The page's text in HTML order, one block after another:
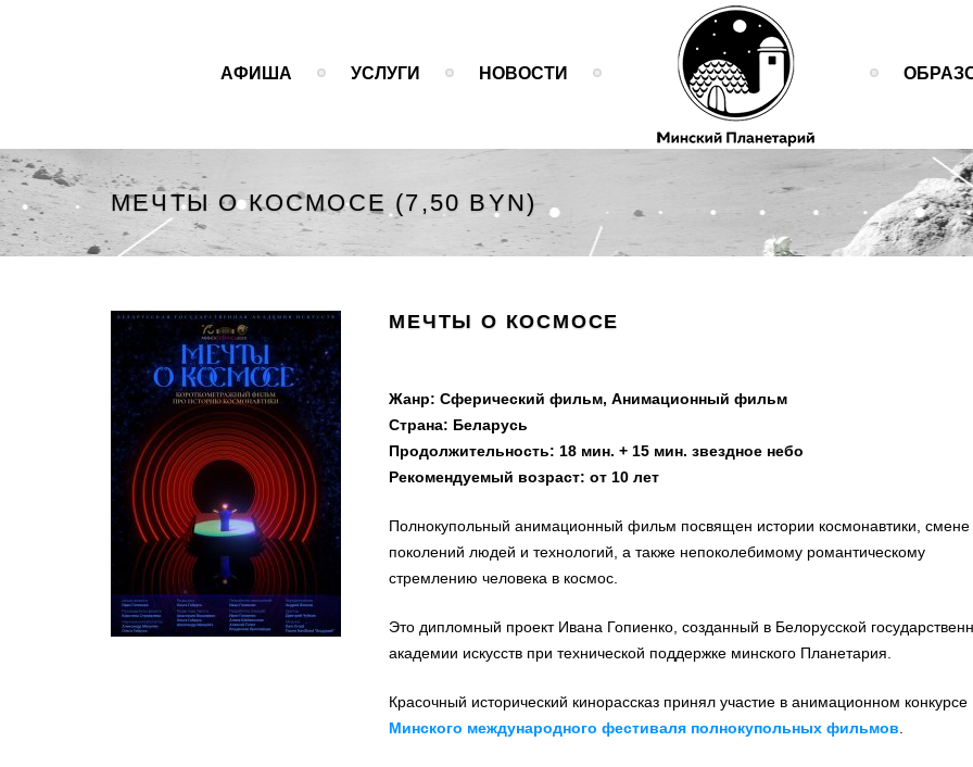
АФИША УСЛУГИ НОВОСТИ
МИНСКИЙ ПЛАНЕТАРИЙ
МЕЧТЫ О КОСМОСЕ (7,50 BYN)
МЕЧТЫ О КОСМОСЕ
Жанр: Сферический фильм, Анимационный фильм
Страна: Беларусь
Продолжительность: 18 мин. + 15 мин. звездное небо
Рекомендуемый возраст: от 10 лет
Полнокупольный анимационный фильм посвящен истории космонавтики, смене
поколений людей и технологий, а также непоколебимому романтическому
стремлению человека в космос.
Это дипломный проект Ивана Гопиенко, созданный в Белорусской
академии искусств при технической поддержке минского Планетария.
Красочный исторический кинорассказ принял участие в анимационном конкурсе
Минского международного фестиваля полнокупольных фильмов